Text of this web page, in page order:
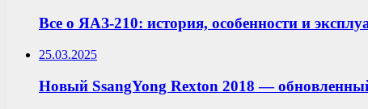
Все о ЯАЗ-210: история, особенности и
25.03.2025
Новый SsangYong Rexton 2018 —